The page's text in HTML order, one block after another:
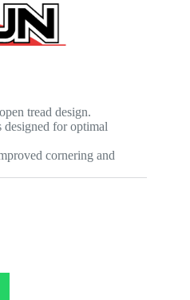
tread design.
designed for optimal
cornering and